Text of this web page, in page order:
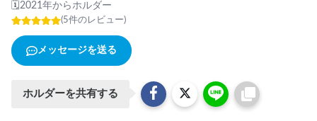
🗓2021年からホルダー
(5件のレビュー)
メッセージを送る
ホルダーを共有する